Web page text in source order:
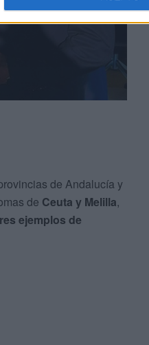
de Andalucía y
de Ceuta y Melilla,
ejemplos de